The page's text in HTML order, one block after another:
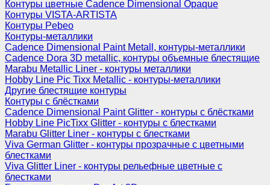
Контуры цветные Cadence Dimensional Opaque
Контуры VISTA-ARTISTA
Контуры Pebeo
Контуры-металлики
Cadence Dimensional Paint Metall, контуры-металлики
Cadence Dora 3D metallic, контуры объемные блестящие
Marabu Metallic Liner - контуры металлики
Hobby Line Pic Tixx Metallic - контуры-металлики
Другие блестящие контуры
Контуры с блёстками
Cadence Dimensional Paint Glitter - контуры с блёстками
Hobby Line PicTixx Glitter - контуры с блестками
Marabu Glitter Liner - контуры с блестками
Viva German Glitter - контуры прозрачные с цветными
блестками
Viva Glitter Liner - контуры рельефные цветные с
блестками